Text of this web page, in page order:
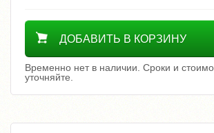
Уточнить цену
ДОБАВИТЬ В КОРЗИНУ
Временно нет в наличии. Сроки и
уточняйте.